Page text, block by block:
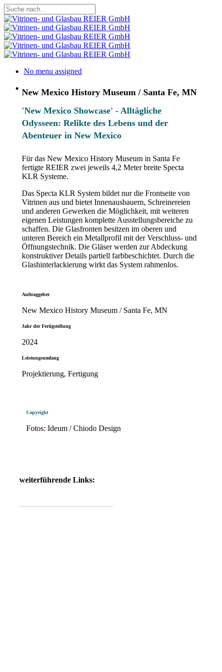
Skip
to
main
content
Close
Search
Menu
No menu assigned
Menu
New Mexico History Museum / Santa Fe, MN
'New Mexico Showcase' - Alltägliche
Odysseen: Relikte des Lebens und der
Abenteuer in New Mexico
Für das New Mexico History Museum in Santa Fe
fertigte REIER zwei jeweils 4,2 Meter breite Specta
KLR Systeme.
Das Specta KLR System bildet nur die Frontseite von
Vitrinen aus und bietet Innenausbauern, Schreinereien
und anderen Gewerken die Möglichkeit, mit weiteren
eigenen Leistungen komplette Ausstellungsbereiche zu
schaffen. Die Glasfronten besitzen im oberen und
unteren Bereich ein Metallprofil mit der Verschluss- und
Öffnungstechnik. Die Gläser werden zur Abdeckung
konstruktiver Details partiell farbbeschichtet. Durch die
Glashinterlackierung wirkt das System rahmenlos.
Auftraggeber
New Mexico History Museum / Santa Fe, MN
Jahr der Fertigstellung
2024
Leistungsumfang
Projektierung, Fertigung
Copyright
Fotos: Ideum / Chiodo Design
weiterführende Links: